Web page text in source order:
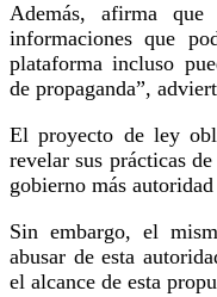
Además, afirma
informaciones que
plataforma incluso
de propaganda”,
El proyecto de ley
revelar sus prácticas
gobierno más
Sin embargo, el
abusar de esta
el alcance de esta